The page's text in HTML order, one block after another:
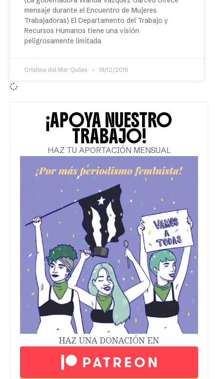
mensaje durante el Encuentro de Mujeres
Trabajadoras) El Departamento del Trabajo y
Recursos Humanos tiene una visión
peligrosamente limitada
Cristina del Mar Quiles 18/12/2019
¡APOYA NUESTRO
TRABAJO!
HAZ TU APORTACIÓN MENSUAL
HAZ UNA DONACIÓN EN